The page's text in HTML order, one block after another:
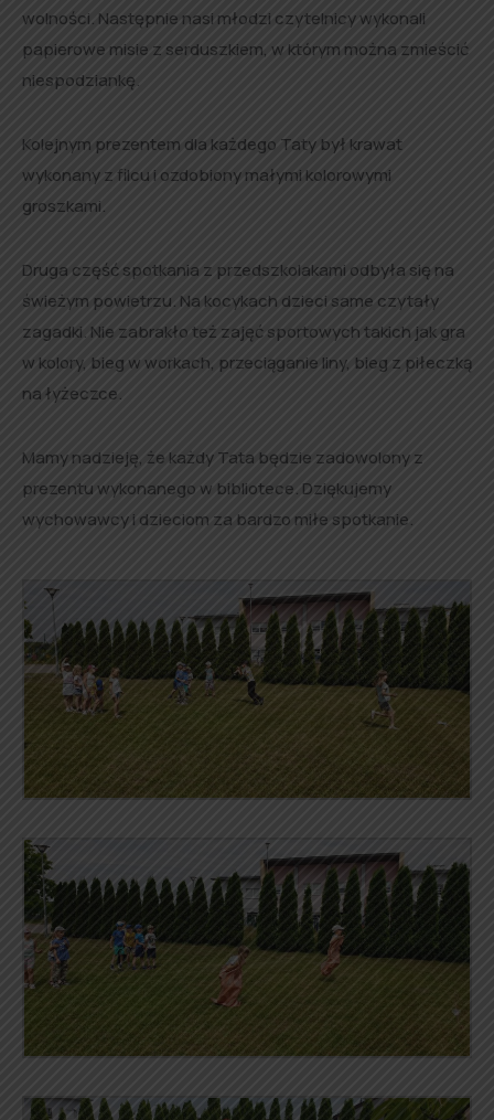
wolności. Następnie nasi młodzi czytelnicy wykonali
papierowe misie z serduszkiem, w którym można zmieścić
niespodziankę.
Kolejnym prezentem dla każdego Taty był krawat
wykonany z filcu i ozdobiony małymi kolorowymi
groszkami.
Druga część spotkania z przedszkolakami odbyła się na
świeżym powietrzu. Na kocykach dzieci same czytały
zagadki. Nie zabrakło też zajęć sportowych takich jak gra
w kolory, bieg w workach, przeciąganie liny, bieg z piłeczką
na łyżeczce.
Mamy nadzieję, że każdy Tata będzie zadowolony z
prezentu wykonanego w bibliotece. Dziękujemy
wychowawcy i dzieciom za bardzo miłe spotkanie.